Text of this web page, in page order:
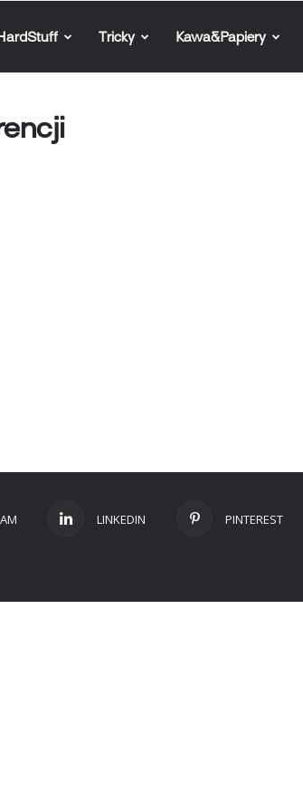
Tricky Kawa&Papiery
LINKEDIN PINTEREST